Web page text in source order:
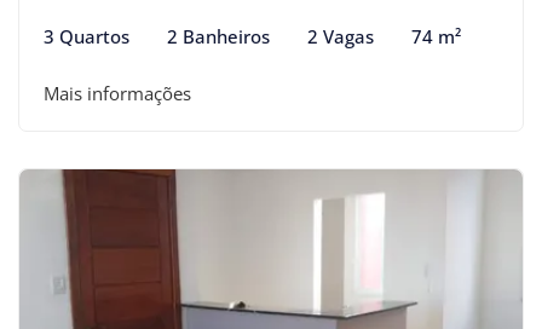
3 Quartos 2 Banheiros 2 Vagas 74 m²
Mais informações